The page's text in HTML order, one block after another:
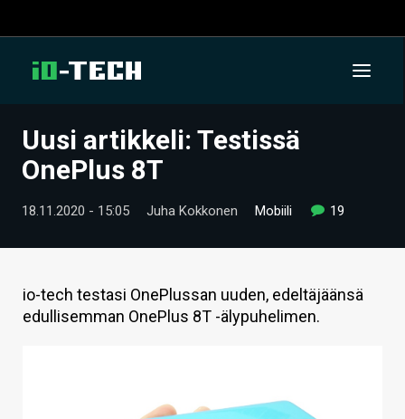
UUTISET
TIETOA
Uusi artikkeli: Testissä
OnePlus 8T
18.11.2020 - 15:05 Juha Kokkonen Mobiili 19
io-tech testasi OnePlussan uuden, edeltäjäänsä
edullisemman OnePlus 8T -älypuhelimen.